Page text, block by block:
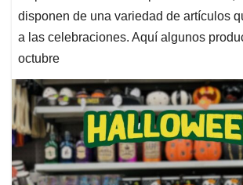
disponen de una variedad de artículos
a las celebraciones. Aquí algunos
octubre